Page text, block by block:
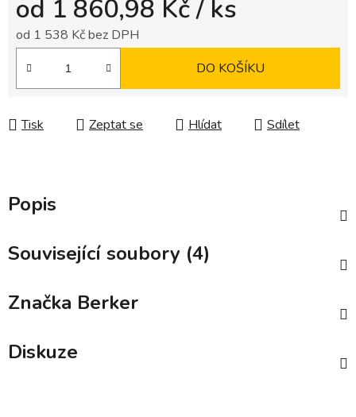
od 1 860,98 Kč/ ks
od 1 538 Kčbez DPH
DO KOŠÍKU
Tisk Zeptat se Hlídat Sdílet
Popis
Související soubory (4)
Značka Berker
Diskuze